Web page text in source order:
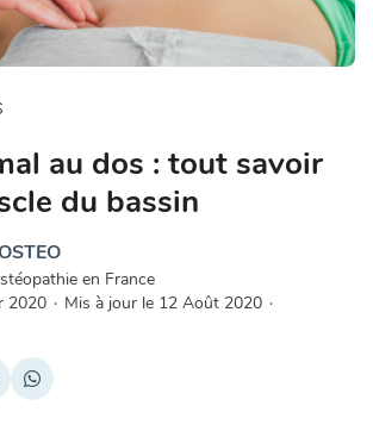
au dos : tout savoir
du bassin
en France
2020 · Mis à jour le 12 Août 2020 ·